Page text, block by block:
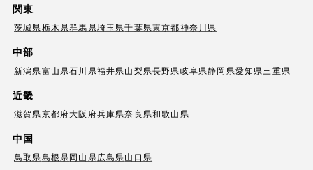
関東
茨城県栃木県群馬県埼玉県千葉県東京都神奈川県
中部
新潟県富山県石川県福井県山梨県長野県岐阜県静岡県愛知県三重県
近畿
滋賀県京都府大阪府兵庫県奈良県和歌山県
中国
鳥取県島根県岡山県広島県山口県